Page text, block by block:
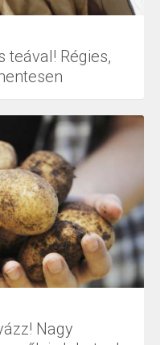
teával! Régies,
Nagy